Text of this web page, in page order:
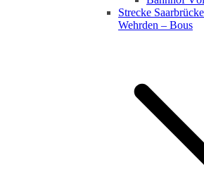
Strecke
Wehrden – Bous